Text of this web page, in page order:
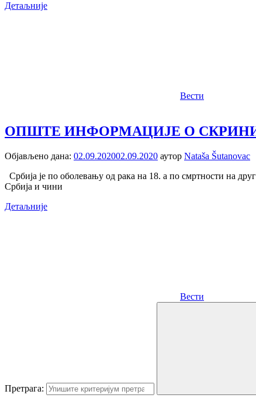
Детаљније
Вести
ОПШТЕ ИНФОРМАЦИЈЕ О
Објављено дана: 02.09.202002.09.2020 аутор Nataša Šutanovac
Србија је по оболевању од рака на 18. а по смртности на
Србија и чини
Детаљније
Вести
Претрага: